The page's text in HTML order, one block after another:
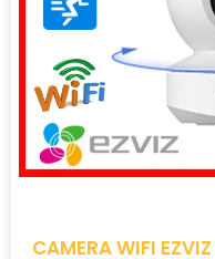
CAMERA WIFI